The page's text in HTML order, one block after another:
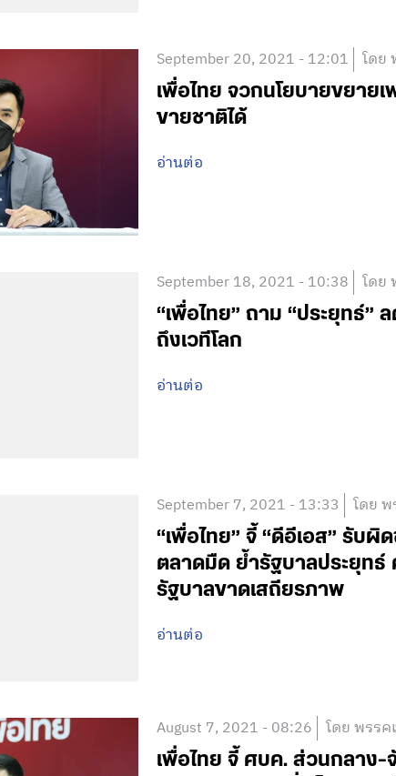
September 20, 2021 - 12:01 โดย
เพื่อไทย จวกนโยบายขยาย
ขายชาติได้
อ่านต่อ
September 18, 2021 - 10:38 โดย
“เพื่อไทย” ถาม “ประยุทธ์”
ถึงเวทีโลก
อ่านต่อ
September 7, 2021 - 13:33 โดย พ
“เพื่อไทย” จี้ “ดีอีเอส” รับ
ตลาดมืด ย้ำรัฐบาลประยุทธ์
รัฐบาลขาดเสถียรภาพ
อ่านต่อ
August 7, 2021 - 08:26 โดย พรรค
เพื่อไทย จี้ ศบค. ส่วนกลาง-